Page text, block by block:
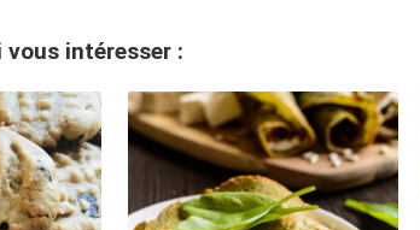
intéresser :